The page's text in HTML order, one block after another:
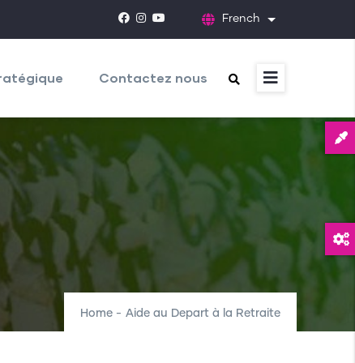
French List additional
Contactez nous
Home - Aide au Depart à la Retraite